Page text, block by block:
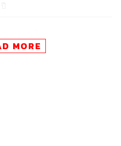
ณ์ วิโรจน์ ลักขณาอดิศร จาก
กสภาผู้แทนราษฎร มุ่งสู่สนามผู้
MORE